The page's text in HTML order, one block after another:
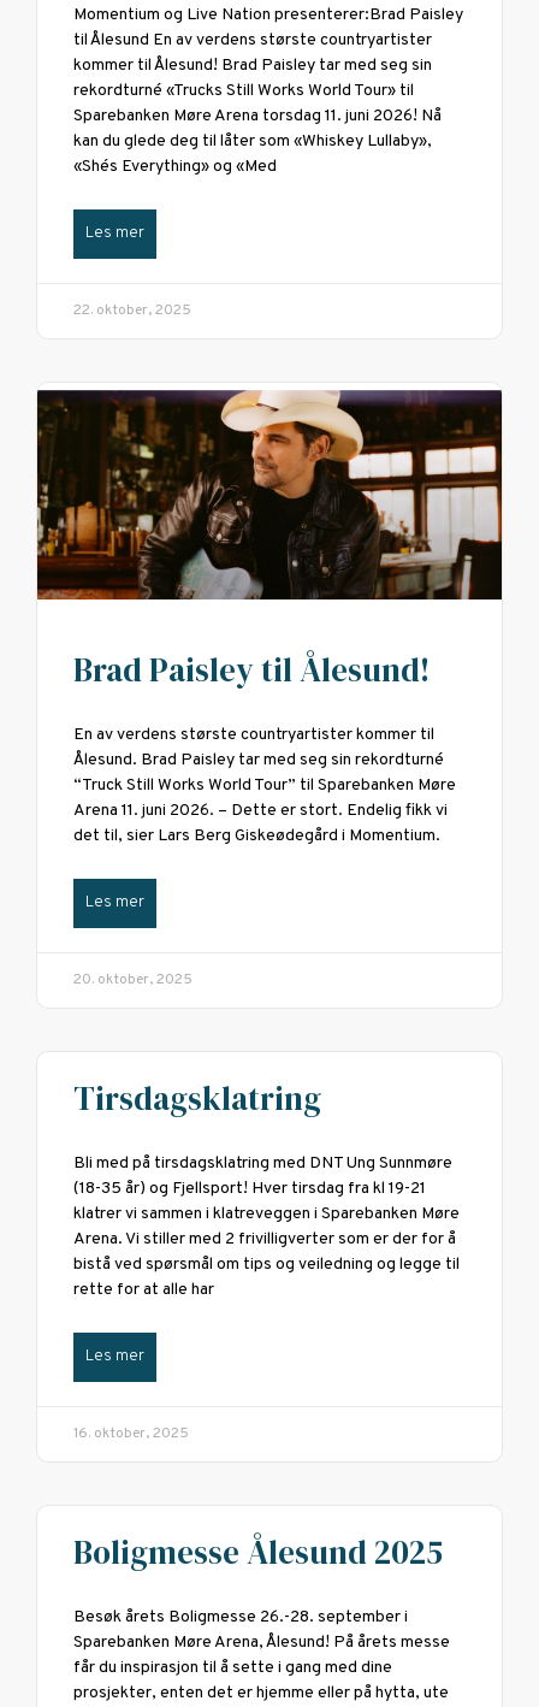
Momentium og Live Nation presenterer:Brad Paisley
til Ålesund En av verdens største countryartister
kommer til Ålesund! Brad Paisley tar med seg sin
rekordturné «Trucks Still Works World Tour» til
Sparebanken Møre Arena torsdag 11. juni 2026! Nå
kan du glede deg til låter som «Whiskey Lullaby»,
«She´s Everything» og «Med
Les mer
22. oktober, 2025
Brad Paisley til Ålesund!
En av verdens største countryartister kommer til
Ålesund. Brad Paisley tar med seg sin rekordturné
“Truck Still Works World Tour” til Sparebanken Møre
Arena 11. juni 2026. – Dette er stort. Endelig fikk vi
det til, sier Lars Berg Giskeødegård i Momentium.
Les mer
20. oktober, 2025
Tirsdagsklatring
Bli med på tirsdagsklatring med DNT Ung Sunnmøre
(18-35 år) og Fjellsport! Hver tirsdag fra kl 19-21
klatrer vi sammen i klatreveggen i Sparebanken Møre
Arena. Vi stiller med 2 frivilligverter som er der for å
bistå ved spørsmål om tips og veiledning og legge til
rette for at alle har
Les mer
16. oktober, 2025
Boligmesse Ålesund 2025
Besøk årets Boligmesse 26.-28. september i
Sparebanken Møre Arena, Ålesund! På årets messe
får du inspirasjon til å sette i gang med dine
prosjekter, enten det er hjemme eller på hytta, ute